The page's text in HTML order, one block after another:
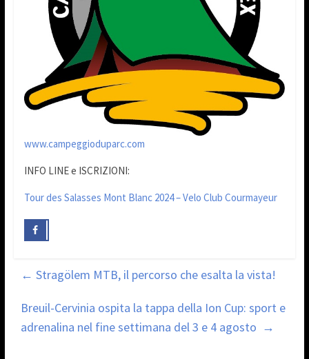
www.campeggioduparc.com
INFO LINE e ISCRIZIONI:
Tour des Salasses Mont Blanc 2024 – Velo Club Courmayeur
← Stragölem MTB, il percorso che esalta la vista!
Breuil-Cervinia ospita la tappa della Ion Cup: sport e
adrenalina nel fine settimana del 3 e 4 agosto →